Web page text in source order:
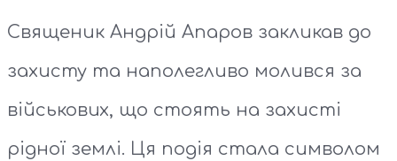
Священик Андрій Апаров закликав до
захисту та наполегливо молився за
військових, що стоять на захисті
рідної землі. Ця подія стала символом